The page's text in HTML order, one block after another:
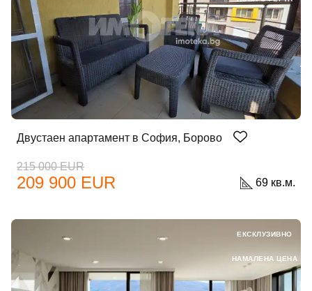
Двустаен апартамент в София, Борово
215 000 EUR
209 900 EUR 69 кв.м.
ЕКСКЛУЗИВНО
НАМАЛЕНА ЦЕНА